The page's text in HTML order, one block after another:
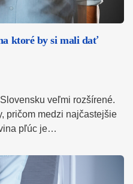
ktoré by si mali dať
veľmi rozšírené.
pričom medzi najčastejšie
pľúc je…